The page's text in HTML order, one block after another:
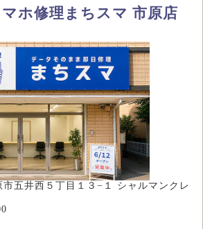
ホ修理まちスマ 市原店
市五井西５丁目１３−１ シャルマンクレ